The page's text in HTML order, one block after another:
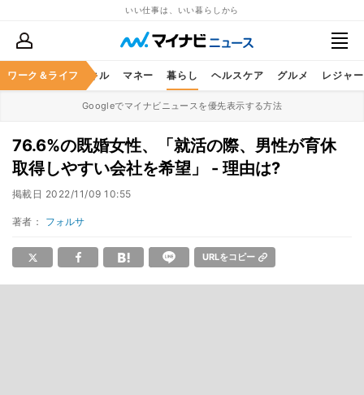
いい仕事は、いい暮らしから
ワーク＆ライフ
ア ビジネススキル マネー 暮らし ヘルスケア グルメ レジャー
Googleでマイナビニュースを優先表示する方法
76.6%の既婚女性、「就活の際、男性が育休
取得しやすい会社を希望」 - 理由は?
掲載日 2022/11/09 10:55
著者： フォルサ
URLをコピー